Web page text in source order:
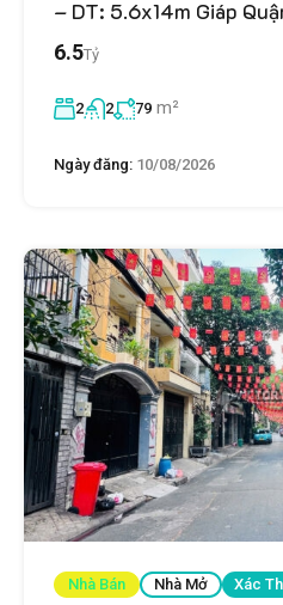
– DT: 5.6x14m Giáp
6.5Tỷ
2 2 79 m²
Ngày đăng: 10/08/2026
Nhà Bán Nhà Mở Xác